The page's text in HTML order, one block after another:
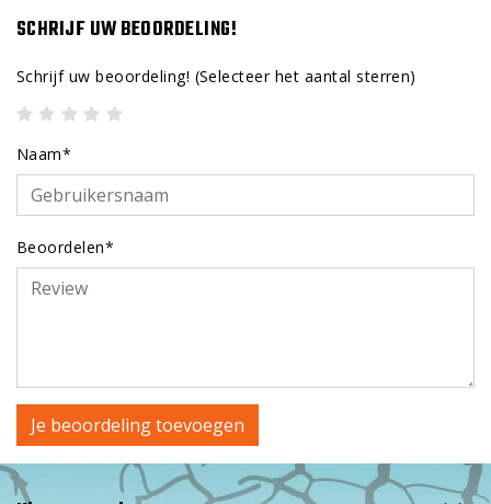
SCHRIJF UW BEOORDELING!
Schrijf uw beoordeling! (Selecteer het aantal sterren)
Naam*
Beoordelen*
Je beoordeling toevoegen